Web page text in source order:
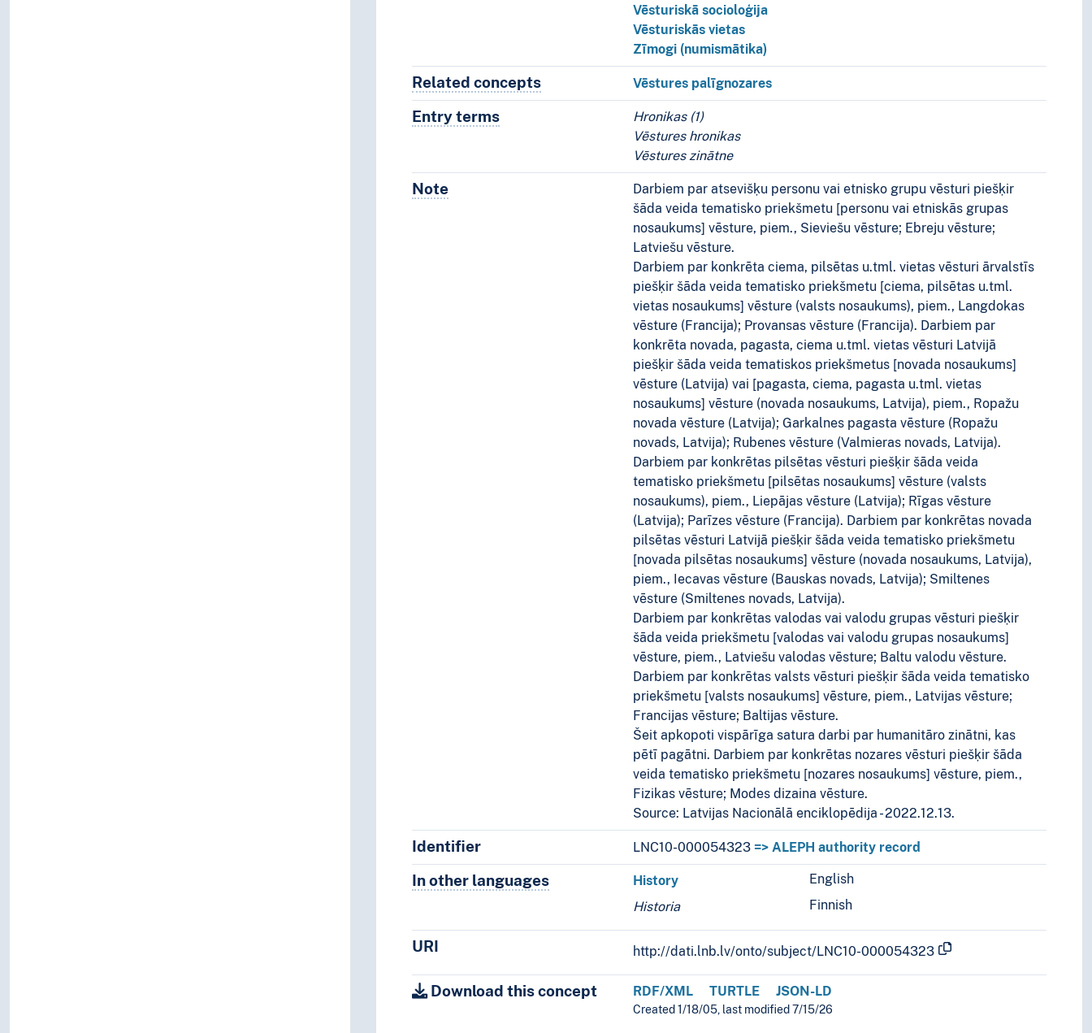
Vēsturiskā socioloģija
Vēsturiskās vietas
Zīmogi (numismātika)
Related conceptsConcepts related to this concept.
Vēstures palīgnozares
Entry termsAlternative terms for the concept.
Hronikas (1)
Vēstures hronikas
Vēstures zinātne
NoteNotes
Darbiem par atsevišķu personu vai etnisko grupu vēsturi piešķir
šāda veida tematisko priekšmetu [personu vai etniskās grupas
nosaukums] vēsture, piem., Sieviešu vēsture; Ebreju vēsture;
Latviešu vēsture.
Darbiem par konkrēta ciema, pilsētas u.tml. vietas vēsturi ārvalstīs
piešķir šāda veida tematisko priekšmetu [ciema, pilsētas u.tml.
vietas nosaukums] vēsture (valsts nosaukums), piem., Langdokas
vēsture (Francija); Provansas vēsture (Francija). Darbiem par
konkrēta novada, pagasta, ciema u.tml. vietas vēsturi Latvijā
piešķir šāda veida tematiskos priekšmetus [novada nosaukums]
vēsture (Latvija) vai [pagasta, ciema, pagasta u.tml. vietas
nosaukums] vēsture (novada nosaukums, Latvija), piem., Ropažu
novada vēsture (Latvija); Garkalnes pagasta vēsture (Ropažu
novads, Latvija); Rubenes vēsture (Valmieras novads, Latvija).
Darbiem par konkrētas pilsētas vēsturi piešķir šāda veida
tematisko priekšmetu [pilsētas nosaukums] vēsture (valsts
nosaukums), piem., Liepājas vēsture (Latvija); Rīgas vēsture
(Latvija); Parīzes vēsture (Francija). Darbiem par konkrētas novada
pilsētas vēsturi Latvijā piešķir šāda veida tematisko priekšmetu
[novada pilsētas nosaukums] vēsture (novada nosaukums, Latvija),
piem., Iecavas vēsture (Bauskas novads, Latvija); Smiltenes
vēsture (Smiltenes novads, Latvija).
Darbiem par konkrētas valodas vai valodu grupas vēsturi piešķir
šāda veida priekšmetu [valodas vai valodu grupas nosaukums]
vēsture, piem., Latviešu valodas vēsture; Baltu valodu vēsture.
Darbiem par konkrētas valsts vēsturi piešķir šāda veida tematisko
priekšmetu [valsts nosaukums] vēsture, piem., Latvijas vēsture;
Francijas vēsture; Baltijas vēsture.
Šeit apkopoti vispārīga satura darbi par humanitāro zinātni, kas
pētī pagātni. Darbiem par konkrētas nozares vēsturi piešķir šāda
veida tematisko priekšmetu [nozares nosaukums] vēsture, piem.,
Fizikas vēsture; Modes dizaina vēsture.
Source: Latvijas Nacionālā enciklopēdija - 2022.12.13.
Identifier LNC10-000054323 => ALEPH authority record
In other languagesTerms for the concept in other languages. English
History
Finnish
Historia
URI http://dati.lnb.lv/onto/subject/LNC10-000054323
Download this concept RDF/XML TURTLE JSON-LD
Created 1/18/05, last modified 7/15/26